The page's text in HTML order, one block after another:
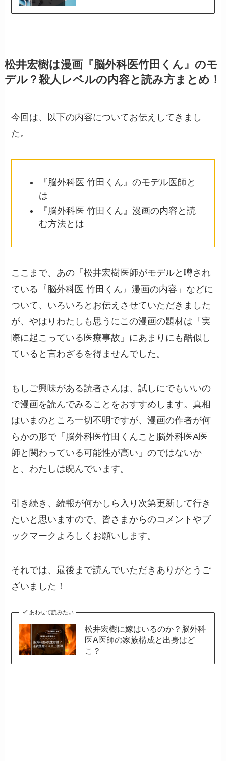
松井宏樹は漫画『脳外科医竹田くん』のモ
デル？殺人レベルの内容と読み方まとめ！
今回は、以下の内容についてお伝えしてきまし
た。
『脳外科医 竹田くん』のモデル医師と
は
『脳外科医 竹田くん』漫画の内容と読
む方法とは
ここまで、あの「松井宏樹医師がモデルと噂され
ている『脳外科医 竹田くん』漫画の内容」などに
ついて、いろいろとお伝えさせていただきました
が、やはりわたしも思うにこの漫画の題材は「実
際に起こっている医療事故」にあまりにも酷似し
ていると言わざるを得ませんでした。
もしご興味がある読者さんは、試しにでもいいの
で漫画を読んでみることをおすすめします。真相
はいまのところ一切不明ですが、漫画の作者が何
らかの形で「脳外科医竹田くんこと脳外科医A医
師と関わっている可能性が高い」のではないか
と、わたしは睨んでいます。
引き続き、続報が何かしら入り次第更新して行き
たいと思いますので、皆さまからのコメントやブ
ックマークよろしくお願いします。
それでは、最後まで読んでいただきありがとうご
ざいました！
あわせて読みたい
松井宏樹に嫁はいるのか？脳外科
医A医師の家族構成と出身はど
こ？